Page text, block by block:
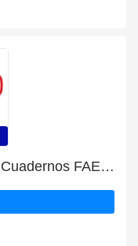
Obtenga 6% de descuento en Cuadernos FAES | finaliza pronto